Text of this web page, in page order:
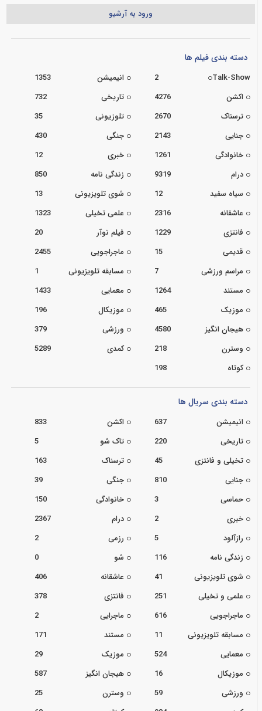
ورود به آرشیو
دسته بندی فیلم ها
Talk-Show
2 انیمیشن
1353
اکشن
4276 تاریخی
732
ترسناک
2670 تلوزیونی
35
جنایی
2143 جنگی
430
خانوادگی
1261 خبری
12
درام
9319 زندگی نامه
850
سیاه سفید
12 شوی تلویزیونی
13
عاشقانه
2316 علمی تخیلی
1323
فانتزی
1229 فیلم نوآر
20
قدیمی
15 ماجراجویی
2455
مراسم ورزشی
7 مسابقه تلویزیونی
1
مستند
1264 معمایی
1433
موزیک
465 موزیکال
196
هیجان انگیز
4580 ورزشی
379
وسترن
218 کمدی
5289
کوتاه
198
دسته بندی سریال ها
انیمیشن 637 اکشن
833
تاریخی
220 تاک شو
5
تخیلی و فانتزی
45 ترسناک
163
جنایی
810 جنگی
39
حماسی
3 خانوادگی
150
خبری
2 درام
2367
رازآلود
5 رزمی
2
زندگی نامه
116 شو
0
شوی تلویزیونی
41 عاشقانه
406
علمی و تخیلی
251 فانتزی
378
ماجراجویی
616 ماجرایی
2
مسابقه تلویزیونی
11 مستند
171
معمایی
524 موزیک
29
موزیکال
16 هیجان انگیز
587
ورزشی
59 وسترن
25